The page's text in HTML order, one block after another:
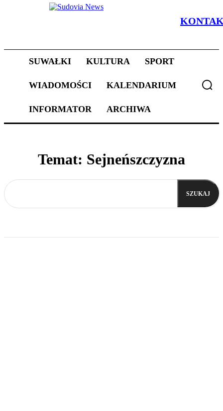
SUWAŁKI KULTURA SPORT
WIADOMOŚCI KALENDARIUM
INFORMATOR ARCHIWA
Temat: Sejneńszczyzna
SZUKAJ